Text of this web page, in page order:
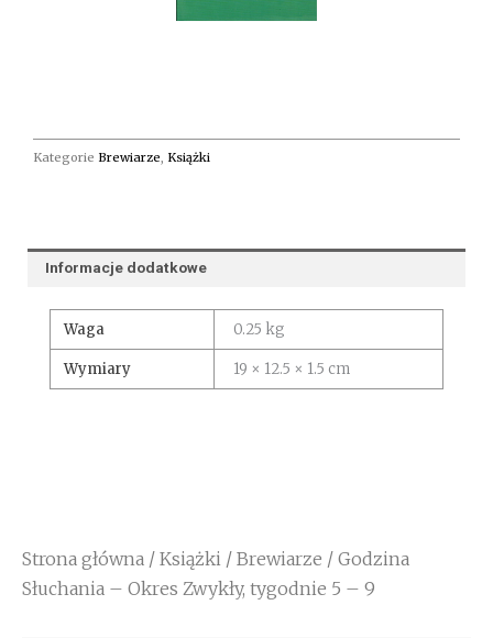
Kategorie Brewiarze, Książki
Informacje dodatkowe
Waga 0.25 kg
Wymiary 19 × 12.5 × 1.5 cm
Strona główna / Książki / Brewiarze / Godzina
Słuchania – Okres Zwykły, tygodnie 5 – 9